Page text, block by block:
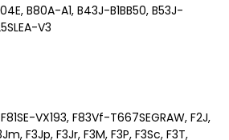
B80A-A1, B43J-B1BB50, B53J-
V3
VX193, F83Vf-T667SEGRAW, F2J,
F3Jp, F3Jr, F3M, F3P, F3Sc, F3T,